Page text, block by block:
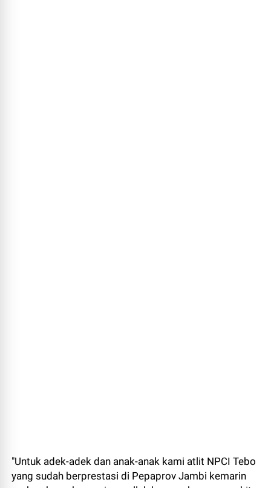
"Untuk adek-adek dan anak-anak kami atlit NPCI Tebo
yang sudah berprestasi di Pepaprov Jambi kemarin